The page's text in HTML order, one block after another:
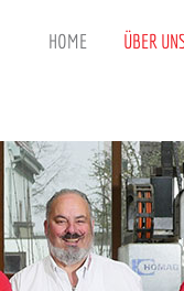
HOME ÜBER